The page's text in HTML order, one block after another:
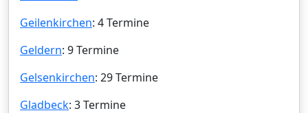
Geilenkirchen: 4 Termine
Geldern: 9 Termine
Gelsenkirchen: 29 Termine
Gladbeck: 3 Termine